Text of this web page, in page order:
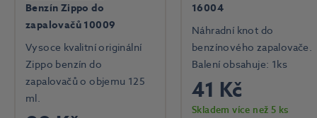
Benzín Zippo do
zapalovačů 10009
Vysoce kvalitní originální
Zippo benzín do
zapalovačů o objemu 125
ml.
16004
Náhradní knot do
benzínového zapalovače.
Balení obsahuje: 1ks
41 Kč
Skladem více než 5 ks